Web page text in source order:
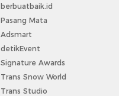
berbuatbaik.id
Pasang Mata
Adsmart
detikEvent
Signature Awards
Trans Snow World
Trans Studio